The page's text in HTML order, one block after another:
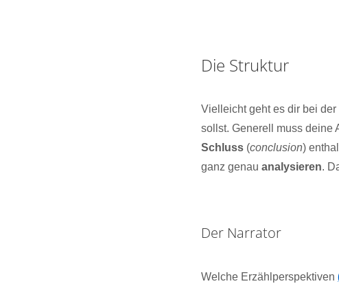
Die Struktur
Vielleicht geht es dir bei
sollst. Generell muss deine
Schluss (conclusion)
ganz genauanalysieren.
Der Narrator
Welche Erzählperspektiven